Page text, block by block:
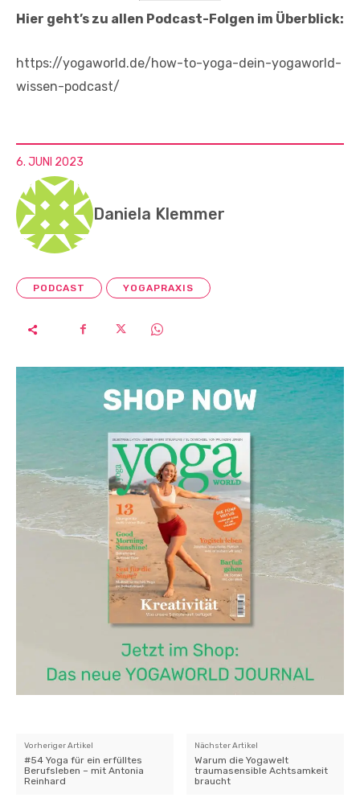
Hier geht’s zu allen Podcast-Folgen im Überblick:
https://yogaworld.de/how-to-yoga-dein-yogaworld-
wissen-podcast/
6. JUNI 2023
Daniela Klemmer
PODCAST YOGAPRAXIS
Vorheriger Artikel
#54 Yoga für ein erfülltes
Berufsleben – mit Antonia
Reinhard
Nächster Artikel
Warum die Yogawelt
traumasensible Achtsamkeit
braucht